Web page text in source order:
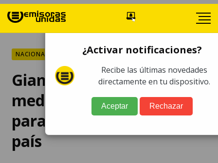
NACIONALES
Giammattei pide cumplir
medidas de prevención
para evitar el cierre del
país
¿Activar notificaciones?
Recibe las últimas novedades
directamente en tu dispositivo.
Aceptar Rechazar